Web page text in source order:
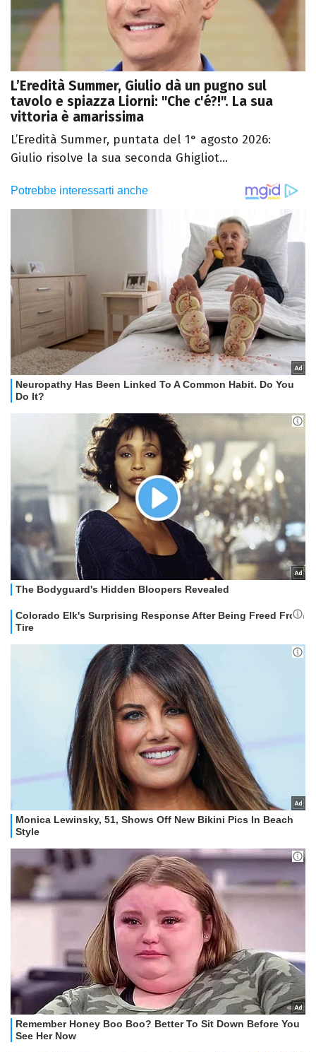
L’Eredità Summer, Giulio dà un pugno sul
tavolo e spiazza Liorni: "Che c'é?!". La sua
vittoria è amarissima
L’Eredità Summer, puntata del 1° agosto 2026:
Giulio risolve la sua seconda Ghigliot...